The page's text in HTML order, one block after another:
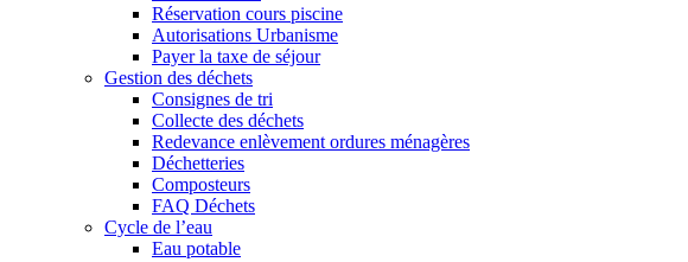
Réservation cours piscine
Autorisations Urbanisme
Payer la taxe de séjour
Gestion des déchets
Consignes de tri
Collecte des déchets
Redevance enlèvement ordures ménagères
Déchetteries
Composteurs
FAQ Déchets
Cycle de l’eau
Eau potable